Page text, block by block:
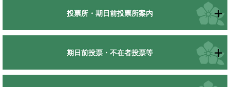
投票所・期日前投票所案内
期日前投票・不在者投票等